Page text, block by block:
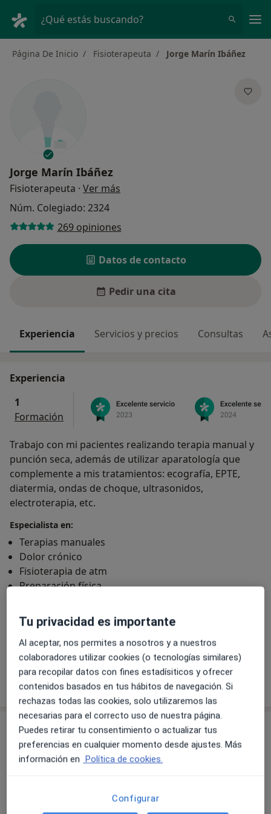
¿Qué estás buscando?
Página De Inicio Fisioterapeuta Jorge Marín Ibáñez
Jorge Marín Ibáñez
Fisioterapeuta · Ver más
Núm. Colegiado: 2324
269 opiniones
Datos de contacto
Pedir una cita
Experiencia Servicios y precios Consultas
Experiencia
1
Formación
Trabajo con mi pacientes realizando terapia manual y
punción seca, además de utilizar aparatología que
complemente a mis tratamientos: ecografía, EPTE,
diatermia, ondas de choque, ultrasonidos,
electroterapia, etc.
Especialista en:
Terapias manuales
Dolor crónico
Fisioterapia de atm
Preparación física
Contractura muscular Esguinces
Lesiones deportivas
Dolor cervical +9
Mostrar más detalles
sobre la experiencia
Servicios y precios
Consulta online
Detalles
Tu privacidad es importante
Al aceptar, nos permites a nosotros y a nuestros
colaboradores utilizar cookies (o tecnologías similares)
para recopilar datos con fines estadísiticos y ofrecer
contenidos basados en tus hábitos de navegación. Si
rechazas todas las cookies, solo utilizaremos las
necesarias para el correcto uso de nuestra página.
Puedes retirar tu consentimiento o actualizar tus
preferencias en cualquier momento desde ajustes. Más
información en Política de cookies.
Configurar